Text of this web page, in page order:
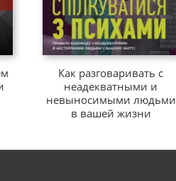
Как разговаривать с
неадекватными и
невыносимыми людьми
в вашей жизни